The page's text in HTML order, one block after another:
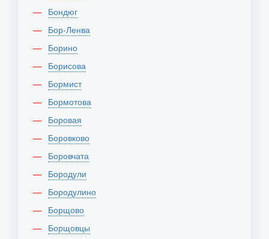
Бондюг
Бор-Ленва
Борино
Борисова
Бормист
Бормотова
Боровая
Боровково
Боровчата
Бородули
Бородулино
Борщово
Борщовцы